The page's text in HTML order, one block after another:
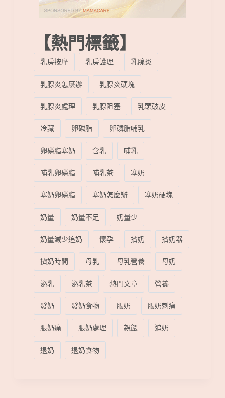
【熱門標籤】
乳房按摩 乳房護理
乳腺炎
乳腺炎怎麼辦
乳腺炎硬塊
乳腺炎處理
乳腺阻塞
乳頭破皮
冷藏
卵磷脂
卵磷脂哺乳
卵磷脂塞奶
含乳
哺乳
哺乳卵磷脂
哺乳茶
塞奶
塞奶卵磷脂
塞奶怎麼辦
塞奶硬塊
奶量
奶量不足
奶量少
奶量減少追奶
懷孕 擠奶
擠奶器
擠奶時間
母乳 母乳營養
母奶
泌乳
泌乳茶 熱門文章
營養
發奶
發奶食物 脹奶
脹奶刺痛
脹奶痛
脹奶處理 親餵
追奶
退奶
退奶食物